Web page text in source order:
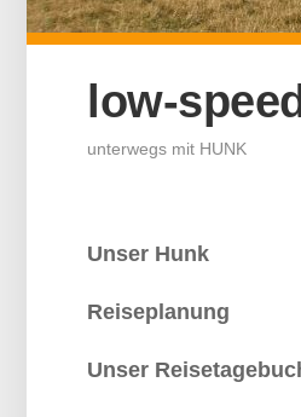
low-speed
unterwegs mit HUNK
Unser Hunk
Reiseplanung
Unser